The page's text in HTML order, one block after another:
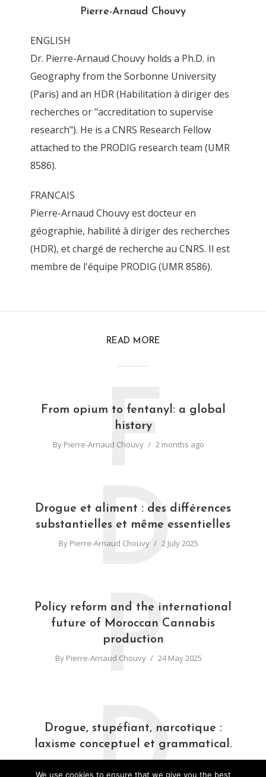
13 April 2016
Pierre-Arnaud Chouvy
ENGLISH
Dr. Pierre-Arnaud Chouvy holds a Ph.D. in
Geography from the Sorbonne University
(Paris) and an HDR (Habilitation à diriger des
recherches or "accreditation to supervise
research"). He is a CNRS Research Fellow
attached to the PRODIG research team (UMR
8586).
FRANCAIS
Pierre-Arnaud Chouvy est docteur en
géographie, habilité à diriger des recherches
(HDR), et chargé de recherche au CNRS. Il est
membre de l'équipe PRODIG (UMR 8586).
READ MORE
From opium to fentanyl: a global
history
By Pierre-Arnaud Chouvy 2 months ago
F
Drogue et aliment : des différences
substantielles et même essentielles
By Pierre-Arnaud Chouvy 2 July 2025
D
Policy reform and the international
future of Moroccan Cannabis
production
By Pierre-Arnaud Chouvy 24 May 2025
P
Drogue, stupéfiant, narcotique :
laxisme conceptuel et grammatical.
ByPierre-Arnaud Chouvy 31 March 2025
We use cookies to ensure that we give you the best